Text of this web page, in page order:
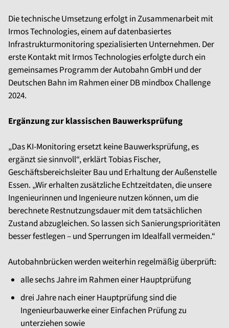
Die technische Umsetzung erfolgt in Zusammenarbeit mit
Irmos Technologies, einem auf datenbasiertes
Infrastrukturmonitoring spezialisierten Unternehmen. Der
erste Kontakt mit Irmos Technologies erfolgte durch ein
gemeinsames Programm der Autobahn GmbH und der
Deutschen Bahn im Rahmen einer DB mindbox Challenge
2024.
Ergänzung zur klassischen Bauwerksprüfung
„Das KI-Monitoring ersetzt keine Bauwerksprüfung, es
ergänzt sie sinnvoll“, erklärt Tobias Fischer,
Geschäftsbereichsleiter Bau und Erhaltung der Außenstelle
Essen. „Wir erhalten zusätzliche Echtzeitdaten, die unsere
Ingenieurinnen und Ingenieure nutzen können, um die
berechnete Restnutzungsdauer mit dem tatsächlichen
Zustand abzugleichen. So lassen sich Sanierungsprioritäten
besser festlegen – und Sperrungen im Idealfall vermeiden.“
Autobahnbrücken werden weiterhin regelmäßig überprüft:
alle sechs Jahre im Rahmen einer Hauptprüfung
drei Jahre nach einer Hauptprüfung sind die
Ingenieurbauwerke einer Einfachen Prüfung zu
unterziehen sowie